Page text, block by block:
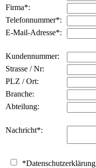
Firma*:
Telefonnummer*:
E-Mail-Adresse*:
Kundennummer:
Strasse / Nr:
PLZ / Ort:
Branche:
Abteilung:
Nachricht*:
*Datenschutzerklärung